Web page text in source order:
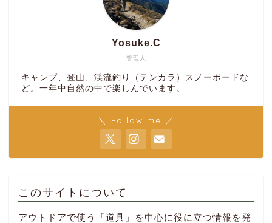
管理人
Yosuke.C
キャンプ、登山、渓流釣り（テンカラ）スノーボードな
ど。一年中自然の中で楽しんでいます。
＼ Follow me ／
このサイトについて
アウトドアで使う「道具」を中心に役に立つ情報を発